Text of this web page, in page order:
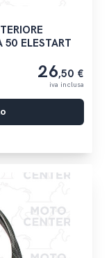
50 ELESTART
26,50 €
iva inclusa